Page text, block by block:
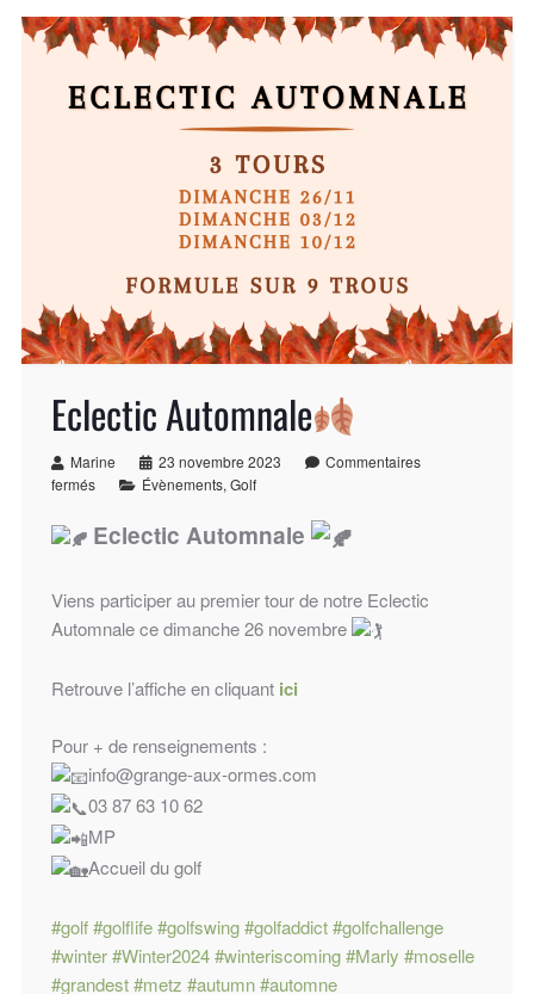
Eclectic Automnale
Marine 23 novembre 2023
Commentaires
fermés
Évènements,Golf
Eclectic Automnale
Viens participer au premier tour de notre Eclectic
Automnale ce dimanche 26 novembre
Retrouve l’affiche en cliquant ici
Pour + de renseignements :
info@grange-aux-ormes.com
03 87 63 10 62
MP
Accueil du golf
#golf#golflife#golfswing#golfaddict#golfchallenge
#winter#Winter2024#winteriscoming#Marly #moselle
#grandest#metz #autumn#automne